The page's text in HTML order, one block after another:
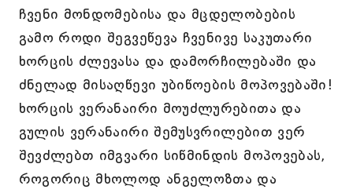
ჩვენი მონდომებისა და მცდელობების
გამო როდი შეგვეწევა ჩვენივე საკუთარი
ხორცის ძლევასა და დამორჩილებაში და
ძნელად მისაღწევი უბიწოების მოპოვებაში!
ხორცის ვერანაირი მოუძლურებითა და
გულის ვერანაირი შემუსვრილებით ვერ
შევძლებთ იმგვარი სიწმინდის მოპოვებას,
როგორიც მხოლოდ ანგელოზთა და